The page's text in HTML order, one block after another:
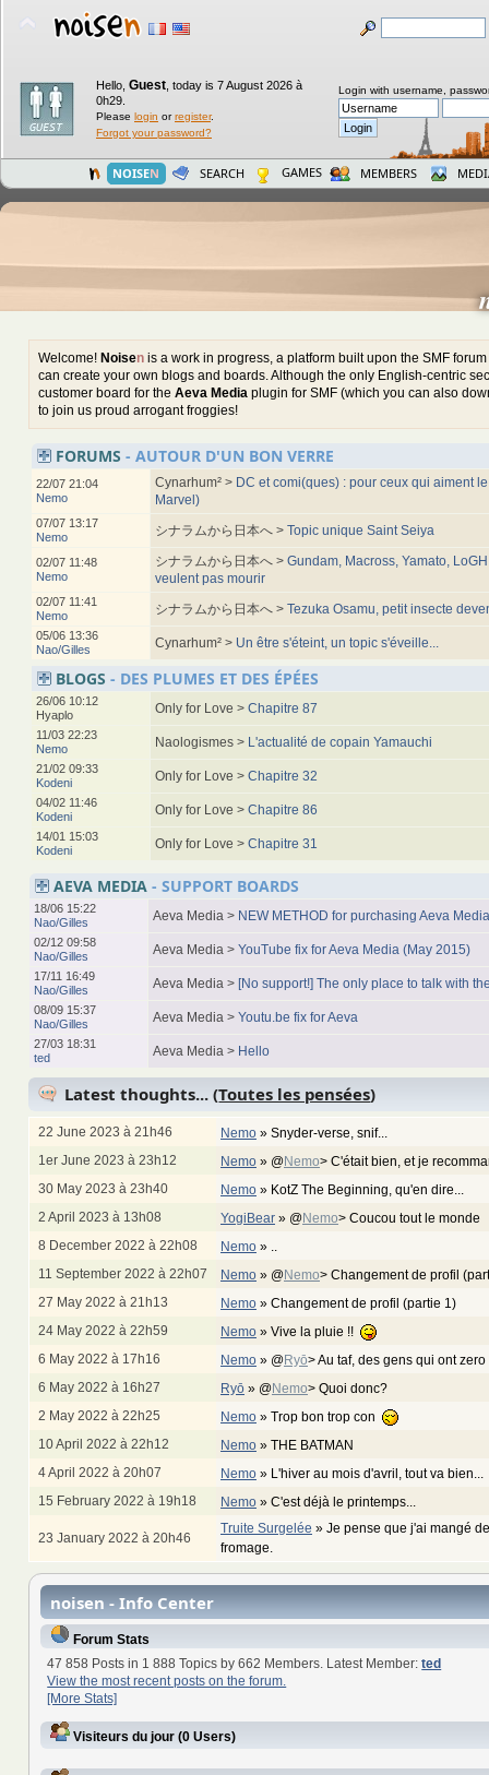
Hello, Guest today is 7 August 2026 à
0h29.
Please login orregister.
Forgot your password?
Login with username,
NOISEN SEARCH GAMES MEMBERS
Welcome! Noisen is a work in progress, a platform built upon the SMF
can create your own blogs and boards. Although the only English-centric
customer board for the Aeva Media plugin for SMF (which you can also
to join us proud arrogant froggies!
FORUMS - AUTOUR D'UN BON VERRE
22/07 21:04
Nemo
Cynarhum² > DC et comi(ques) : pour ceux qui aiment
Marvel)
07/07 13:17
Nemo
シナラムから日本へ > Topic unique Saint Seiya
02/07 11:48
Nemo
シナラムから日本へ > Gundam, Macross, Yamato,
veulent pas mourir
02/07 11:41
Nemo
シナラムから日本へ > Tezuka Osamu, petit insecte
05/06 13:36
Nao/Gilles
Cynarhum² > Un être s'éteint, un topic s'éveille...
BLOGS - DES PLUMES ET DES ÉPÉES
26/06 10:12
Hyaplo
Only for Love > Chapitre 87
11/03 22:23
Nemo
Naologismes > L'actualité de copain Yamauchi
21/02 09:33
Kodeni
Only for Love > Chapitre 32
04/02 11:46
Kodeni
Only for Love > Chapitre 86
14/01 15:03
Kodeni
Only for Love > Chapitre 31
AEVA MEDIA - SUPPORT BOARDS
18/06 15:22
Nao/Gilles
Aeva Media > NEW METHOD for purchasing Aeva
02/12 09:58
Nao/Gilles
Aeva Media > YouTube fix for Aeva Media (May 2015)
17/11 16:49
Nao/Gilles
Aeva Media > [No support!] The only place to talk with
08/09 15:37
Nao/Gilles
Aeva Media > Youtu.be fix for Aeva
27/03 18:31
ted
Aeva Media > Hello
Latest thoughts... (Toutes les pensées)
22 June 2023 à 21h46 Nemo » Snyder-verse, snif...
1er June 2023 à 23h12
Nemo » @Nemo> C'était bien, et je
30 May 2023 à 23h40
Nemo » KotZ The Beginning, qu'en dire...
2 April 2023 à 13h08
YogiBear » @Nemo> Coucou tout le monde
8 December 2022 à 22h08
Nemo » ..
11 September 2022 à 22h07
Nemo » @Nemo> Changement de profil
27 May 2022 à 21h13
Nemo » Changement de profil (partie 1)
24 May 2022 à 22h59
Nemo » Vive la pluie !!
6 May 2022 à 17h16
Nemo » @Ryō> Au taf, des gens qui ont
6 May 2022 à 16h27
Ryō » @Nemo> Quoi donc?
2 May 2022 à 22h25
Nemo » Trop bon trop con
10 April 2022 à 22h12
Nemo » THE BATMAN
4 April 2022 à 20h07
Nemo » L'hiver au mois d'avril, tout va bien...
15 February 2022 à 19h18
Nemo » C'est déjà le printemps...
23 January 2022 à 20h46
Truite Surgelée » Je pense que j'ai mangé
fromage.
noisen - Info Center
Forum Stats
47 858 Posts in 1 888 Topics by 662 Members. Latest Member:ted
View the most recent posts on the forum.
[More Stats]
Visiteurs du jour (0 Users)